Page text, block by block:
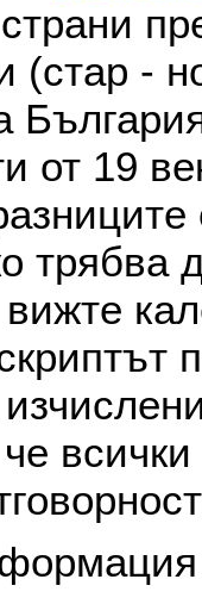
(стар -
от 19
трябва
вижте